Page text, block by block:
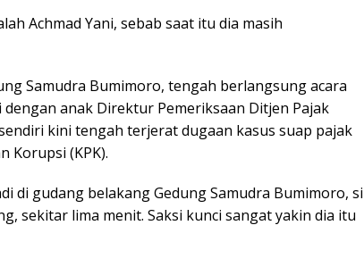
Achmad Yani, sebab saat itu dia masih
Samudra Bumimoro, tengah berlangsung acara
anak Direktur Pemeriksaan Ditjen Pajak
kini tengah terjerat dugaan kasus suap pajak
Korupsi (KPK).
di gudang belakang Gedung Samudra Bumimoro, si
sekitar lima menit. Saksi kunci sangat yakin dia itu